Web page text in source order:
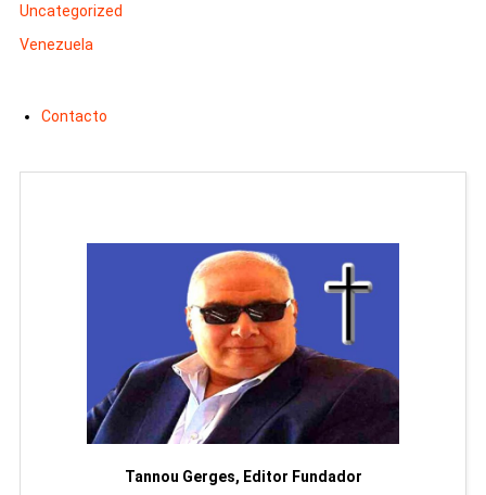
Uncategorized
Venezuela
Contacto
Tannou Gerges, Editor Fundador